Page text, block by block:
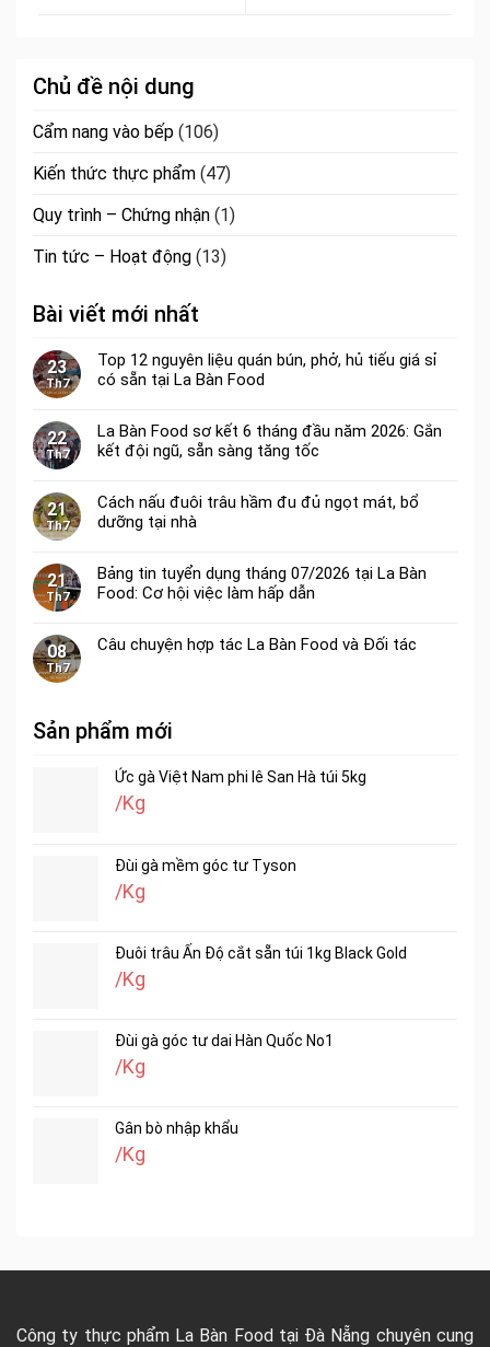
Chủ đề nội dung
Cẩm nang vào bếp (106)
Kiến thức thực phẩm (47)
Quy trình – Chứng nhận (1)
Tin tức – Hoạt động (13)
Bài viết mới nhất
23
Th7
Top 12 nguyên liệu quán bún, phở, hủ tiếu giá sỉ
có sẵn tại La Bàn Food
22
Th7
La Bàn Food sơ kết 6 tháng đầu năm 2026: Gắn
kết đội ngũ, sẵn sàng tăng tốc
21
Th7
Cách nấu đuôi trâu hầm đu đủ ngọt mát, bổ
dưỡng tại nhà
21
Th7
Bảng tin tuyển dụng tháng 07/2026 tại La Bàn
Food: Cơ hội việc làm hấp dẫn
08
Th7
Câu chuyện hợp tác La Bàn Food và Đối tác
Sản phẩm mới
Ức gà Việt Nam phi lê San Hà túi 5kg
/Kg
Đùi gà mềm góc tư Tyson
/Kg
Đuôi trâu Ấn Độ cắt sẵn túi 1kg Black Gold
/Kg
Đùi gà góc tư dai Hàn Quốc No1
/Kg
Gân bò nhập khẩu
/Kg
Công ty thực phẩm La Bàn Food tại Đà Nẵng chuyên cung